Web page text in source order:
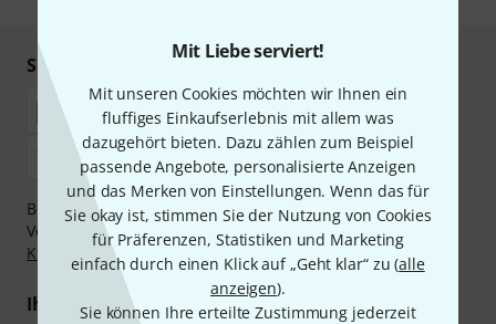
Mit Liebe serviert!
Mit unseren Cookies möchten wir Ihnen ein
fluffiges Einkaufserlebnis mit allem was
dazugehört bieten. Dazu zählen zum Beispiel
passende Angebote, personalisierte Anzeigen
und das Merken von Einstellungen. Wenn das für
Sie okay ist, stimmen Sie der Nutzung von Cookies
für Präferenzen, Statistiken und Marketing
einfach durch einen Klick auf „Geht klar“ zu (alle
anzeigen).
Sie können Ihre erteilte Zustimmung jederzeit
Sicher einkaufen & bezahlen
Bezahlen Sie vertraulich und sicher per Nachnahme,
Vorkasse, PayPal, Amazon Pay, Klarna Sofort bezahlen
Klarna Ratenzahlungoder Kreditkarte.
Ihre Vorteile